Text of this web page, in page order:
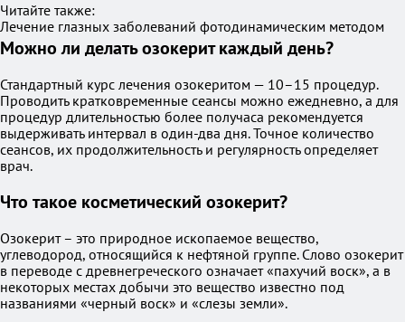
Читайте также:
Лечение глазных заболеваний фотодинамическим методом
Можно ли делать озокерит каждый день?
Стандартный курс лечения озокеритом — 10–15 процедур.
Проводить кратковременные сеансы можно ежедневно, а для
процедур длительностью более получаса рекомендуется
выдерживать интервал в один-два дня. Точное количество
сеансов, их продолжительность и регулярность определяет
врач.
Что такое косметический озокерит?
Озокерит – это природное ископаемое вещество,
углеводород, относящийся к нефтяной группе. Слово озокерит
в переводе с древнегреческого означает «пахучий воск», а в
некоторых местах добычи это вещество известно под
названиями «черный воск» и «слезы земли».